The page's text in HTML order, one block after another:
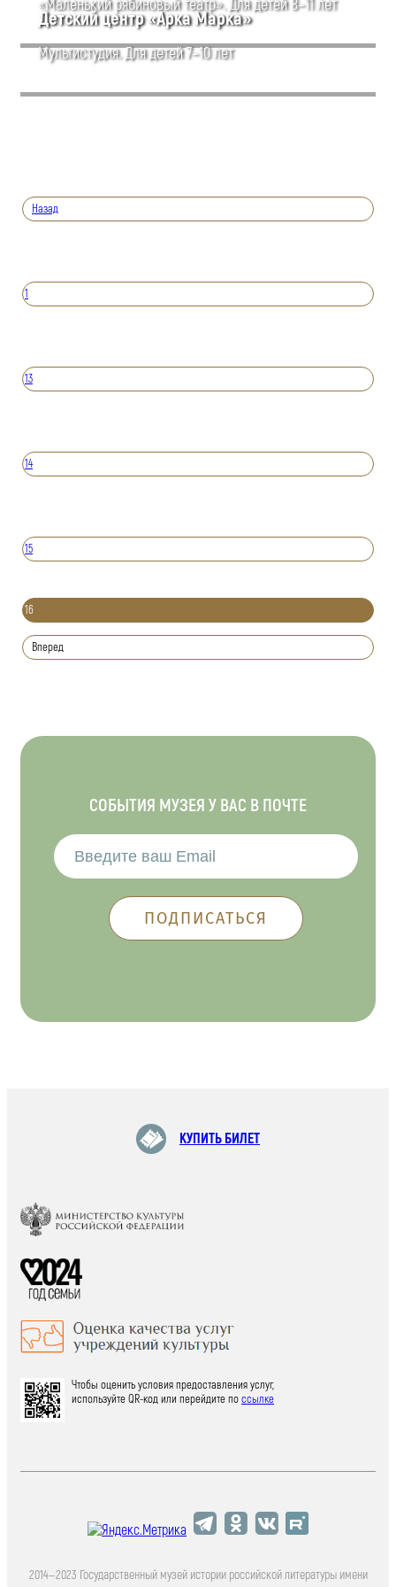
«Маленький рябиновый театр». Для детей 8–11 лет
Детский центр «Арка Марка»
Мультистудия. Для детей 7–10 лет
Назад
1
13
14
15
16
Вперед
СОБЫТИЯ МУЗЕЯ У ВАС В ПОЧТЕ
КУПИТЬ БИЛЕТ
Чтобы оценить условия предоставления услуг,
используйте QR-код или перейдите поссылке
2014—2023 Государственный музей истории российской литературы имени